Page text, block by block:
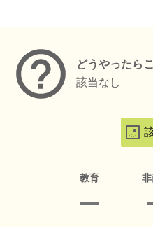
どうやったら
該当なし
教育 非